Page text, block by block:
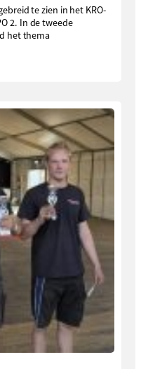
te zien in het KRO-
2. In de tweede
het thema